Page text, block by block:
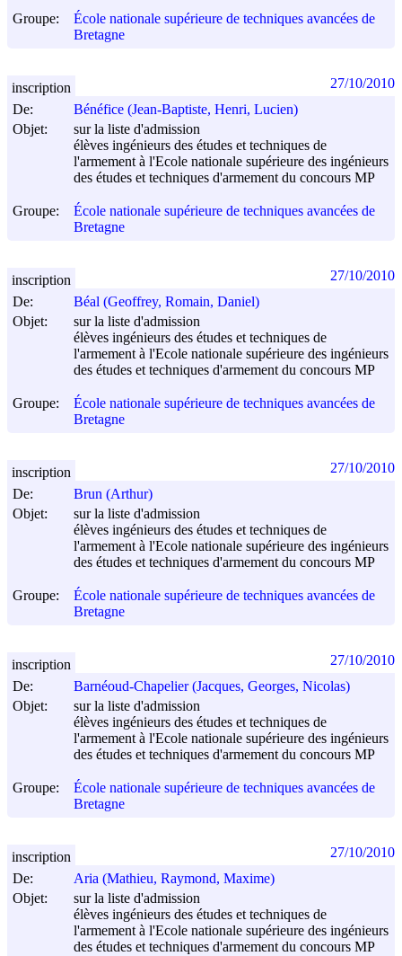
Groupe:
École nationale supérieure de techniques avancées de
Bretagne
De:
Bénéfice (Jean-Baptiste, Henri, Lucien)
Objet:
sur la liste d'admission
élèves ingénieurs des études et techniques de
l'armement à l'Ecole nationale supérieure des ingénieurs
des études et techniques d'armement du concours MP
Groupe:
École nationale supérieure de techniques avancées de
Bretagne
inscription 27/10/2010
De:
Béal (Geoffrey, Romain, Daniel)
Objet:
sur la liste d'admission
élèves ingénieurs des études et techniques de
l'armement à l'Ecole nationale supérieure des ingénieurs
des études et techniques d'armement du concours MP
Groupe:
École nationale supérieure de techniques avancées de
Bretagne
inscription 27/10/2010
De:
Brun (Arthur)
Objet:
sur la liste d'admission
élèves ingénieurs des études et techniques de
l'armement à l'Ecole nationale supérieure des ingénieurs
des études et techniques d'armement du concours MP
Groupe:
École nationale supérieure de techniques avancées de
Bretagne
inscription 27/10/2010
De:
Barnéoud-Chapelier (Jacques, Georges, Nicolas)
Objet:
sur la liste d'admission
élèves ingénieurs des études et techniques de
l'armement à l'Ecole nationale supérieure des ingénieurs
des études et techniques d'armement du concours MP
Groupe:
École nationale supérieure de techniques avancées de
Bretagne
inscription 27/10/2010
De:
Aria (Mathieu, Raymond, Maxime)
Objet:
sur la liste d'admission
élèves ingénieurs des études et techniques de
l'armement à l'Ecole nationale supérieure des ingénieurs
des études et techniques d'armement du concours MP
inscription 27/10/2010